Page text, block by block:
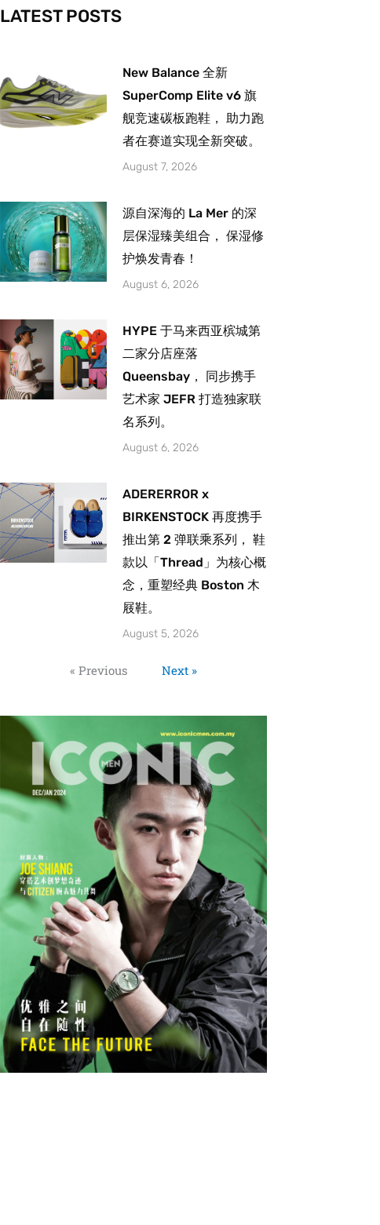
-
f
m
LATEST POSTS
New Balance 全新
SuperComp Elite v6 旗
舰竞速碳板跑鞋， 助力跑
者在赛道实现全新突破。
August 7, 2026
源自深海的 La Mer 的深
层保湿臻美组合， 保湿修
护焕发青春！
August 6, 2026
HYPE 于马来西亚槟城第
二家分店座落
Queensbay， 同步携手
艺术家 JEFR 打造独家联
名系列。
August 6, 2026
ADERERROR x
BIRKENSTOCK 再度携手
推出第 2 弹联乘系列， 鞋
款以「Thread」为核心概
念，重塑经典 Boston 木
屐鞋。
August 5, 2026
« Previous Next »